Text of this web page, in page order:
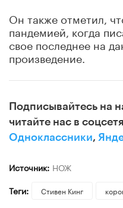
Он также отметил,
пандемией, когда
свое последнее на
произведение.
Подписывайтесь на
читайте нас в
Одноклассники,
Источник: НОЖ
Теги:
Стивен Кинг